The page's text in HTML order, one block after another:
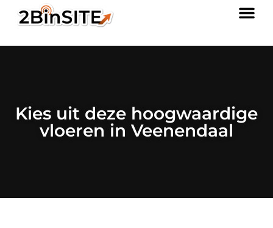
Kies uit deze hoogwaardige
vloeren in Veenendaal